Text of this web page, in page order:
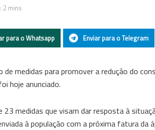
2 mins
para o Whatsapp Enviar para o Telegram
medidas para promover a redução do
hoje anunciado.
medidas que visam dar resposta à
à população com a próxima fatura da